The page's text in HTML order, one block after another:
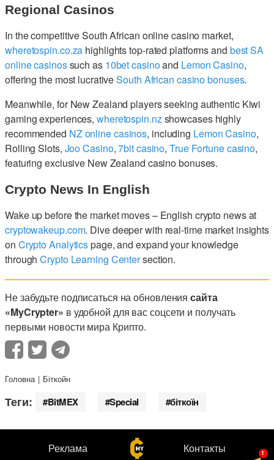
Regional Casinos
In the competitive South African online casino market,
wheretospin.co.za highlights top-rated platforms and best SA
online casinossuch as 10bet casinoand Lemon Casino,
offering the most lucrativeSouth African casino bonuses.
Meanwhile, for New Zealand players seeking authentic Kiwi
gaming experiences, wheretospin.nzshowcases highly
recommended NZ online casinos, including Lemon Casino,
Rolling Slots, Joo Casino,7bit casino,True Fortune casino,
featuring exclusive New Zealand casino bonuses.
Crypto News In English
Wake up before the market moves – English crypto news at
cryptowakeup.com. Dive deeper with real-time market insights
on Crypto Analyticspage, and expand your knowledge
throughCrypto Learning Centersection.
Не забудьте подписаться на обновлениясайта
«MyCrypter» в удобной для вас соцсети и получать
первыми новости мира Крипто.
Головна Біткойн
Теги: BitMEX Special біткоїн
Реклама Контакты